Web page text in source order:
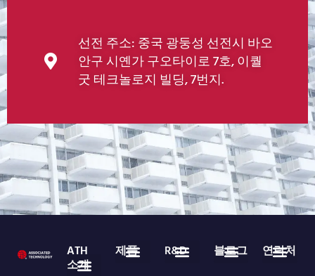
선전 주소: 중국 광둥성 선전시 바오
안구 시옌가 구오타이로 7호, 이퀄
굿 테크놀로지 빌딩, 7번지.
ATH
소개
제품 R&D 블로그 연락처